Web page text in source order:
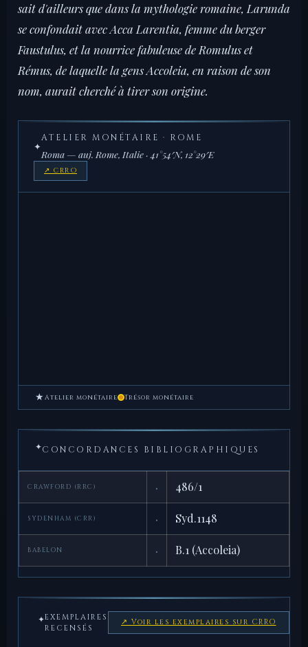
sait d'ailleurs que dans la mythologie romaine, Larunda
se confondait avec Acca Larentia, femme du berger
Faustulus, et la nourrice fabuleuse de Romulus et
Rémus, de laquelle la gens Accoleia, en raison de son
nom, aurait cherché à tirer son origine.
✦
ATELIER MONÉTAIRE · ROME
Roma — auj. Rome, Italie · 41°54′N, 12°29′E
↗ CRRO
★ Atelier monétaire Trésor monétaire
✦CONCORDANCES BIBLIOGRAPHIQUES
CRAWFORD (RRC) · 486/1
SYDENHAM (CRR) · Syd.1148
BABELON · B.1 (Accoleia)
✦EXEMPLAIRES
RECENSÉS
↗ Voir les exemplaires sur CRRO